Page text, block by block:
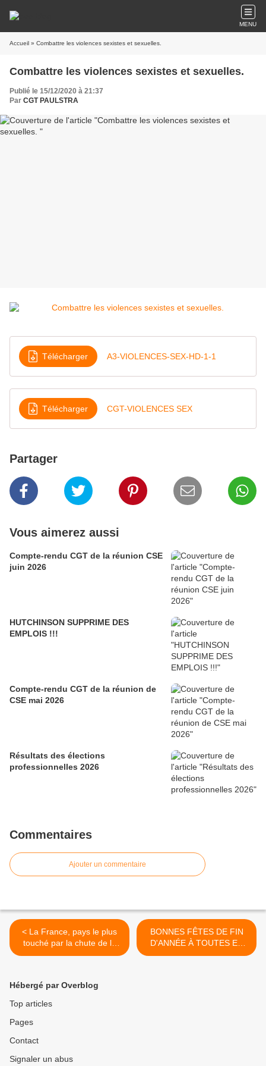
MENU
Accueil » Combattre les violences sexistes et sexuelles.
Combattre les violences sexistes et sexuelles.
Publié le 15/12/2020 à 21:37
Par CGT PAULSTRA
Télécharger A3-VIOLENCES-SEX-HD-1-1
Télécharger CGT-VIOLENCES SEX
Partager
Vous aimerez aussi
Compte-rendu CGT de la réunion CSE
juin 2026
HUTCHINSON SUPPRIME DES
EMPLOIS !!!
Compte-rendu CGT de la réunion de
CSE mai 2026
Résultats des élections
professionnelles 2026
Commentaires
Ajouter un commentaire
< La France, pays le plus
touché par la chute de la
production automobile en
BONNES FÊTES DE FIN
D'ANNÉE À TOUTES ET
TOUS ! >
Hébergé par Overblog
Top articles
Pages
Contact
Signaler un abus